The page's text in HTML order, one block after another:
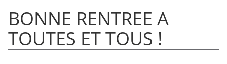
BONNE RENTREE A
TOUTES ET TOUS !